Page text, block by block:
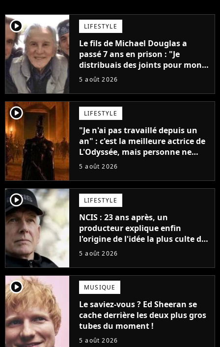
player2 LIFESTYLE
Le fils de Michael Douglas a
passé 7 ans en prison : "Je
distribuais des joints pour mon
père"
5 août 2026
player2 LIFESTYLE
"Je n'ai pas travaillé depuis un
an" : c'est la meilleure actrice de
L'Odyssée, mais personne ne
veut lui donner de rôle au
5 août 2026
player2 LIFESTYLE
NCIS : 23 ans après, un
producteur explique enfin
l'origine de l'idée la plus culte de
la série (et on ne parle pas du
5 août 2026
player2 MUSIQUE
Le saviez-vous ? Ed Sheeran se
cache derrière les deux plus gros
tubes du moment !
5 août 2026